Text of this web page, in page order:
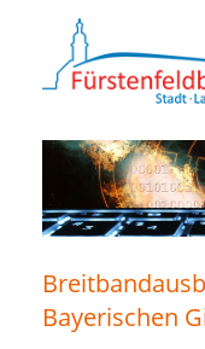
Bayerischen